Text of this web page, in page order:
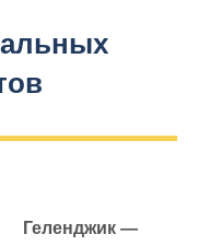
Геленджик —